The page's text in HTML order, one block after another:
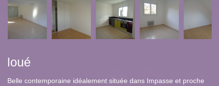
loué
Belle contemporaine idéalement située dans Impasse et proche